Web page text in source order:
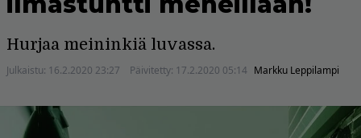
Hurjaa meininkiä luvassa.
Julkaistu: 16.2.2020 23:27 Päivitetty: 17.2.2020 05:14 Markku Leppilampi